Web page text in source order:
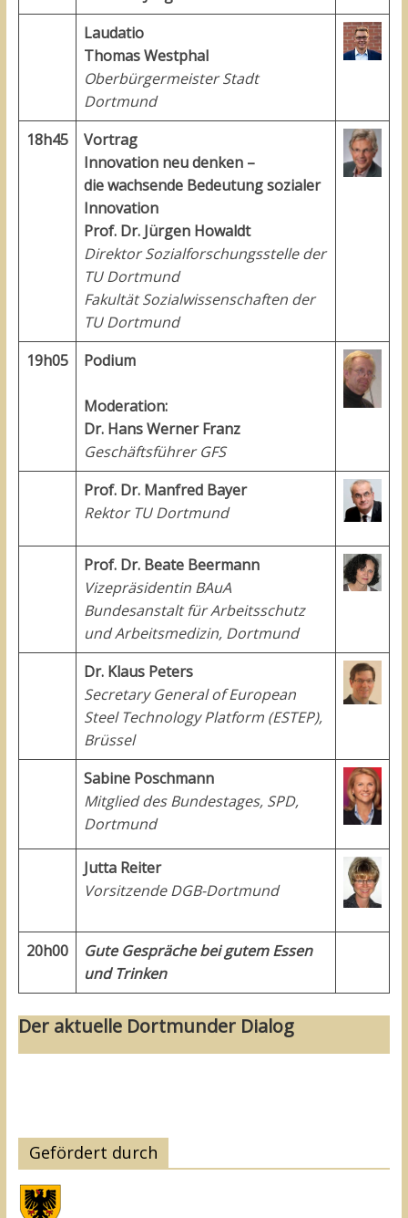
Laudatio
Thomas Westphal
Oberbürgermeister Stadt
Dortmund
18h45
Vortrag
Innovation neu denken –
die wachsende Bedeutung sozialer
Innovation
Prof. Dr. Jürgen Howaldt
Direktor Sozialforschungsstelle der
TU Dortmund
Fakultät Sozialwissenschaften der
TU Dortmund
19h05
Podium
Moderation:
Dr. Hans Werner Franz
Geschäftsführer GFS
Prof. Dr. Manfred Bayer
Rektor TU Dortmund
Prof. Dr. Beate Beermann
Vizepräsidentin BAuA
Bundesanstalt für Arbeitsschutz
und Arbeitsmedizin, Dortmund
Dr. Klaus Peters
Secretary General of European
Steel Technology Platform (ESTEP),
Brüssel
Sabine Poschmann
Mitglied des Bundestages, SPD,
Dortmund
Jutta Reiter
Vorsitzende DGB-Dortmund
20h00
Gute Gespräche bei gutem Essen
und Trinken
Der aktuelle Dortmunder Dialog
Gefördert durch